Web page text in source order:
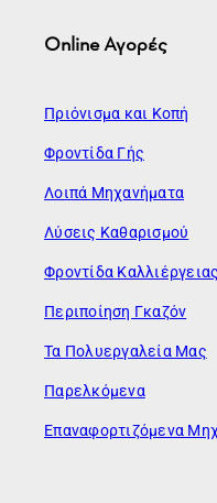
Online Αγορές
Πριόνισμα και Κοπή
Φροντίδα Γής
Λοιπά Μηχανήματα
Λύσεις Καθαρισμού
Φροντίδα
Περιποίηση Γκαζόν
Τα Πολυεργαλεία Μας
Παρελκόμενα
Επαναφορτιζόμενα